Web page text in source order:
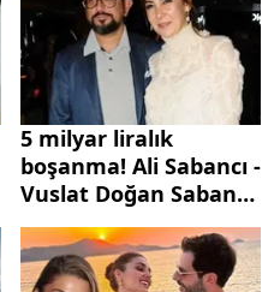
5 milyar liralık
boşanma! Ali Sabancı -
Vuslat Doğan Sabancı
ayrılıyor